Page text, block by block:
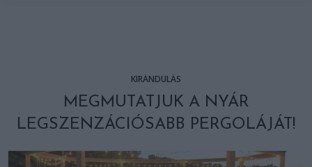
KIRÁNDULÁS
MEGMUTATJUK A NYÁR
LEGSZENZÁCIÓSABB PERGOLÁJÁT!